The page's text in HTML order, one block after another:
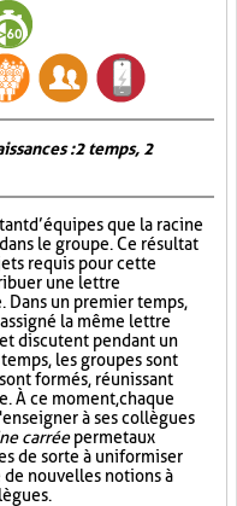
: 2 temps, 2
d’équipes que la racine
le groupe. Ce résultat
requis pour cette
une lettre
Dans un premier temps,
la même lettre
discutent pendant un
les groupes sont
formés, réunissant
À ce moment, chaque
à ses collègues
carréepermet aux
de sorte à uniformiser
de nouvelles notions à